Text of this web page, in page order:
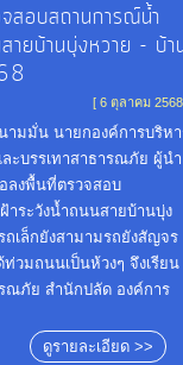
สอบสถานการณ์น้ำ
สายบ้านบุ่งหวาย - บ้า
[ 6 ตุลาคม
ามมั่น นายกองค์การบริห
ะบรรเทาสาธารณภัย ผู้นำ
ลงพื้นที่ตรวจสอบ
ระวังน้ำถนนสายบ้านบุ่ง
เล็กยังสามามรถยังสัญจร
วมถนนเป็นห้วงๆ จึงเรียน
ณภัย สำนักปลัด องค์การ
ดูรายละเอียด >>